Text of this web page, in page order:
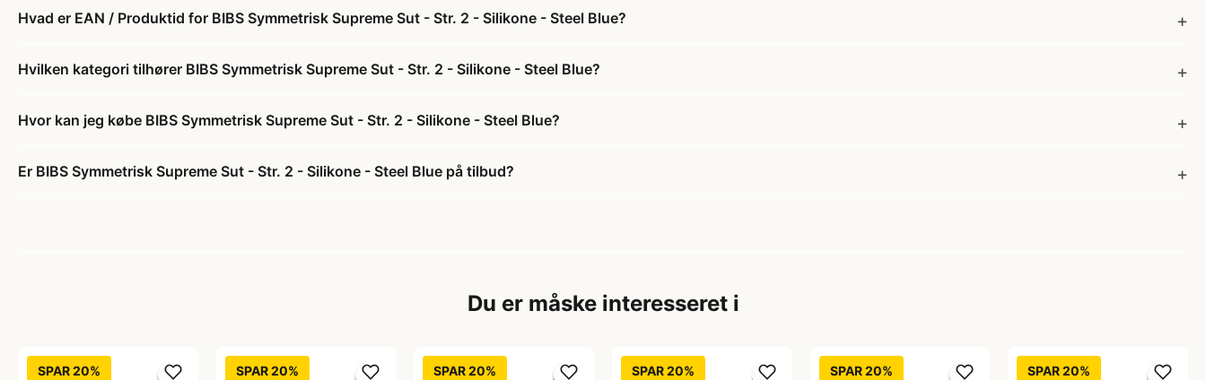
Hvad er EAN / Produktid for BIBS Symmetrisk Supreme Sut - Str. 2 - Silikone - Steel Blue?
Hvilken kategori tilhører BIBS Symmetrisk Supreme Sut - Str. 2 - Silikone - Steel Blue?
Hvor kan jeg købe BIBS Symmetrisk Supreme Sut - Str. 2 - Silikone - Steel Blue?
Er BIBS Symmetrisk Supreme Sut - Str. 2 - Silikone - Steel Blue på tilbud?
Du er måske interesseret i
SPAR 20% SPAR 20% SPAR 20% SPAR 20% SPAR 20% SPAR 20%